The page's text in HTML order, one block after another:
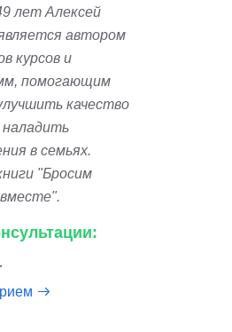
лет Алексей
автором
курсов и
помогающим
качество
наладить
в семьях.
"Бросим